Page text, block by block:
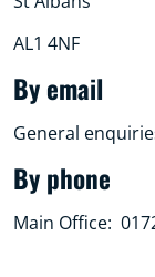
AL1 4NF
By email
General
By phone
Main Office: